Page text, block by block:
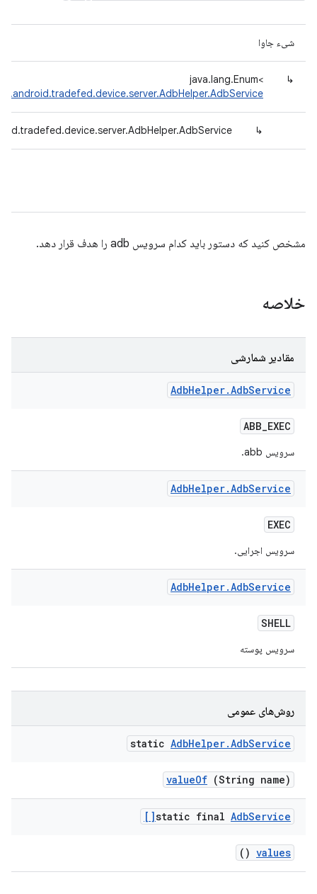
شیء جاوا
↳
java.lang.Enum<
↳
مشخص کنید که دستور باید کدام سرویس adb را هدف قرار دهد.
خلاصه
مقادیر شمارشی
AdbHelper.AdbService
ABB_EXEC
سرویس abb.
AdbHelper.AdbService
EXEC
سرویس اجرایی.
AdbHelper.AdbService
SHELL
سرویس پوسته
روش‌های عمومی
static AdbHelper.AdbService
valueOf (String name)
static final AdbService[]
values
()